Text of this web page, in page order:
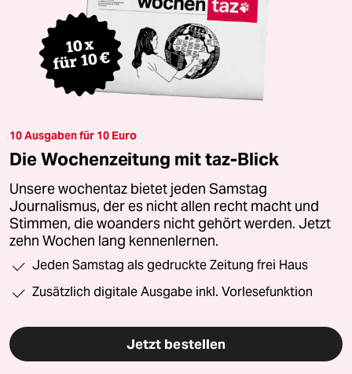
10 Ausgaben für 10 Euro
Die Wochenzeitung mit taz-Blick
Unsere wochentaz bietet jeden Samstag
Journalismus, der es nicht allen recht macht und
Stimmen, die woanders nicht gehört werden. Jetzt
zehn Wochen lang kennenlernen.
Jeden Samstag als gedruckte Zeitung frei Haus
Zusätzlich digitale Ausgabe inkl. Vorlesefunktion
Jetzt bestellen